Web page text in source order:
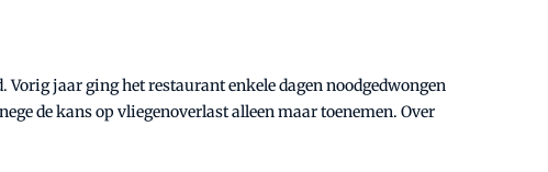
jaar ging het restaurant enkele dagen noodgedwongen
de kans op vliegenoverlast alleen maar toenemen. Over